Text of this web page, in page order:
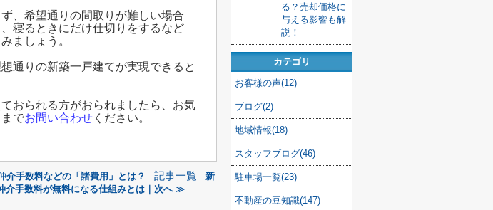
、希望通りの間取りが難しい場合
寝るときにだけ仕切りをするなど
ましょう。
通りの新築一戸建てが実現できると
おられる方がおられましたら、お気
でお問い合わせ ください。
手数料などの「諸費用」とは？ 記事一覧
新
介手数料が無料になる仕組みとは｜次へ ≫
る？売却価格に
与える影響も解
説！
カテゴリ
お客様の声(12)
ブログ(2)
地域情報(18)
スタッフブログ(46)
駐車場一覧(23)
不動産の豆知識(147)